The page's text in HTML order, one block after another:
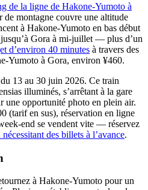
de la ligne de Hakone-Yumoto à
de montagne couvre une altitude
à Hakone-Yumoto en bas début
Gora à mi-juillet — plus d’un
d’environ 40 minutes à travers des
Yumoto à Gora, environ ¥460.
13 au 30 juin 2026. Ce train
illuminés, s’arrêtant à la gare
une opportunité photo en plein air.
(tarif en sus), réservation en ligne
end se vendent vite — réservez
des billets à l’avance.
à Hakone-Yumoto pour un